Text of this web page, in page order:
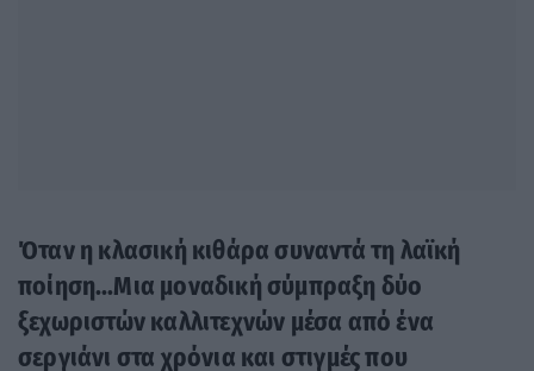
Όταν η κλασική κιθάρα συναντά τη λαϊκή
ποίηση…Μια μοναδική σύμπραξη δύο
ξεχωριστών καλλιτεχνών μέσα από ένα
σεργιάνι στα χρόνια και στιγμές που